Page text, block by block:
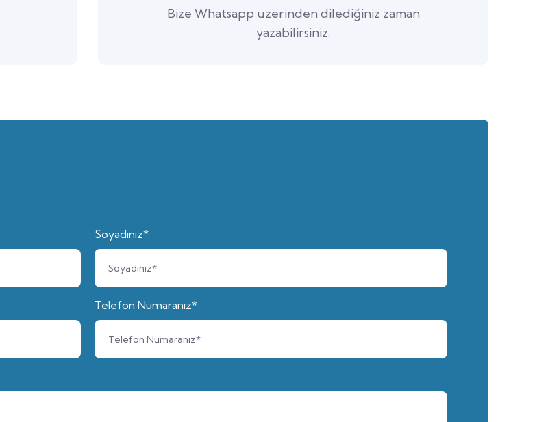
Bize Whatsapp üzerinden dilediğiniz zaman
yazabilirsiniz.
Soyadınız*
Telefon Numaranız*